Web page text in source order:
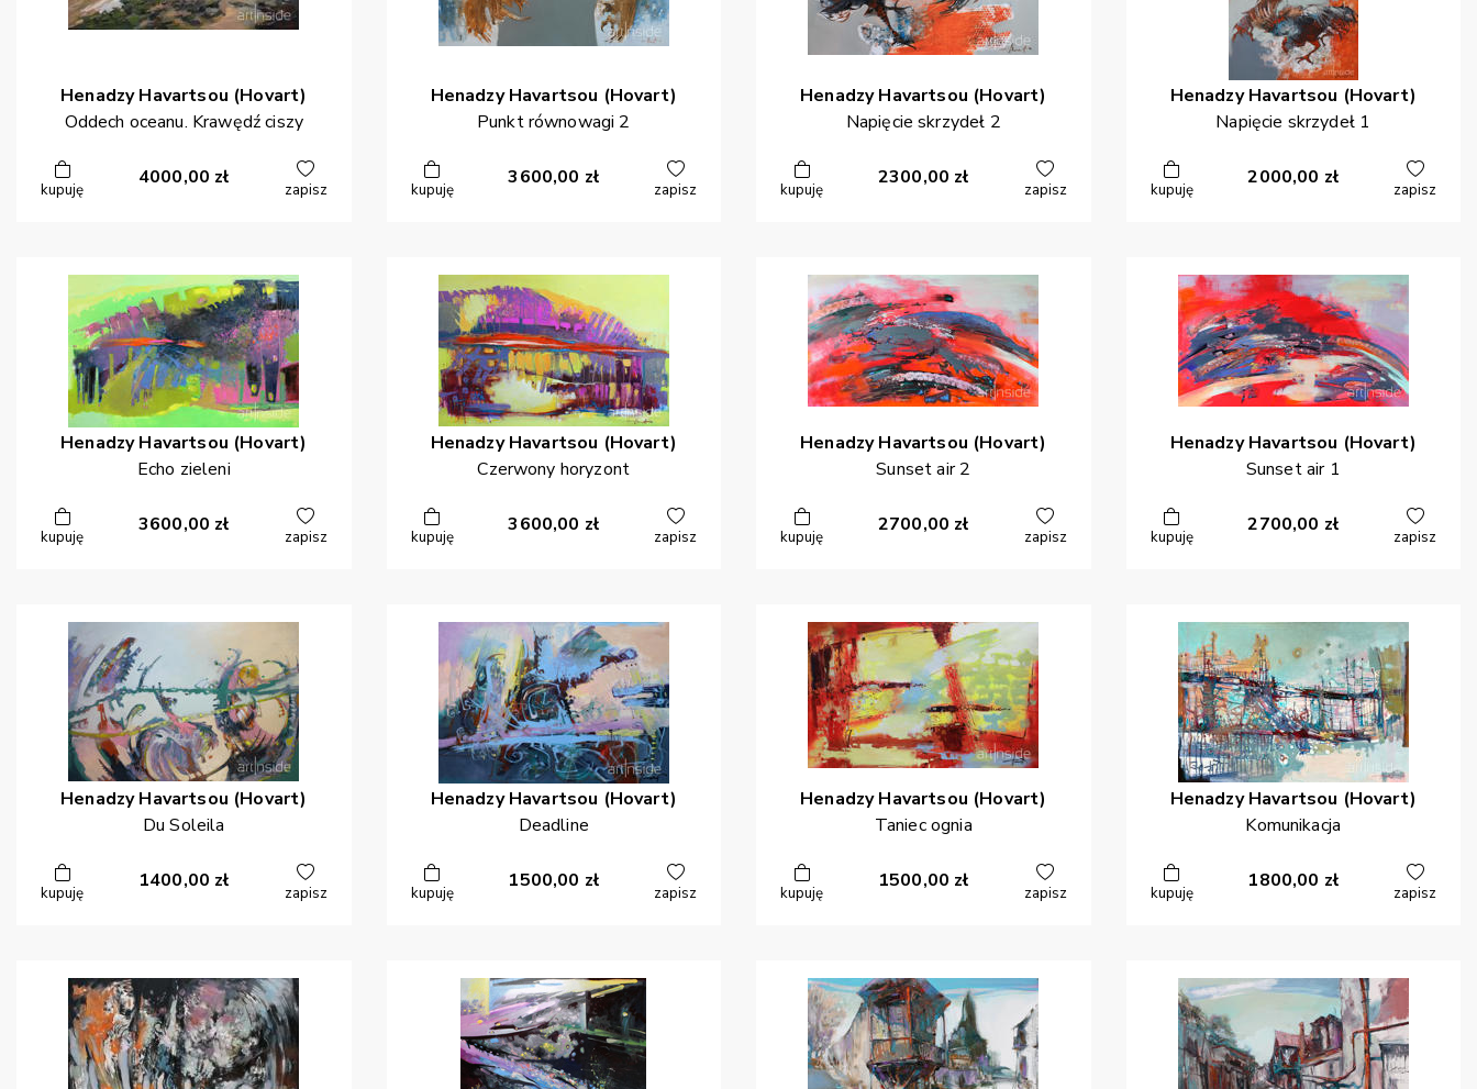
Henadzy Havartsou (Hovart)
Oddech oceanu. Krawędź ciszy
kupuję
4000,00 zł
zapisz
Henadzy Havartsou (Hovart)
Punkt równowagi 2
kupuję
3600,00 zł
zapisz
Henadzy Havartsou (Hovart)
Napięcie skrzydeł 2
kupuję
2300,00 zł
zapisz
Henadzy Havartsou (Hovart)
Napięcie skrzydeł 1
kupuję
2000,00 zł
zapisz
Henadzy Havartsou (Hovart)
Echo zieleni
kupuję
3600,00 zł
zapisz
Henadzy Havartsou (Hovart)
Czerwony horyzont
kupuję
3600,00 zł
zapisz
Henadzy Havartsou (Hovart)
Sunset air 2
kupuję
2700,00 zł
zapisz
Henadzy Havartsou (Hovart)
Sunset air 1
kupuję
2700,00 zł
zapisz
Henadzy Havartsou (Hovart)
Du Soleila
kupuję
1400,00 zł
zapisz
Henadzy Havartsou (Hovart)
Deadline
kupuję
1500,00 zł
zapisz
Henadzy Havartsou (Hovart)
Taniec ognia
kupuję
1500,00 zł
zapisz
Henadzy Havartsou (Hovart)
Komunikacja
kupuję
1800,00 zł
zapisz